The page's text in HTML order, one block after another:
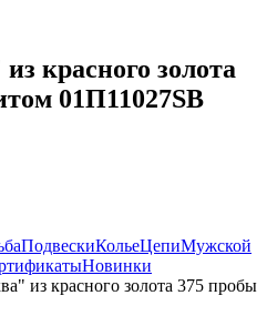
красного золота
01П11027SВ
ПодвескиКольеЦепиМужской
Новинки
из красного золота 375 пробы